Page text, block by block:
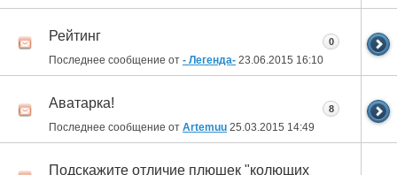
Рейтинг
Последнее сообщение от - Легенда- 23.06.2015 16:10
0
Аватарка!
Последнее сообщение от Artemuu 25.03.2015 14:49
8
Подскажите отличие плюшек "колющих